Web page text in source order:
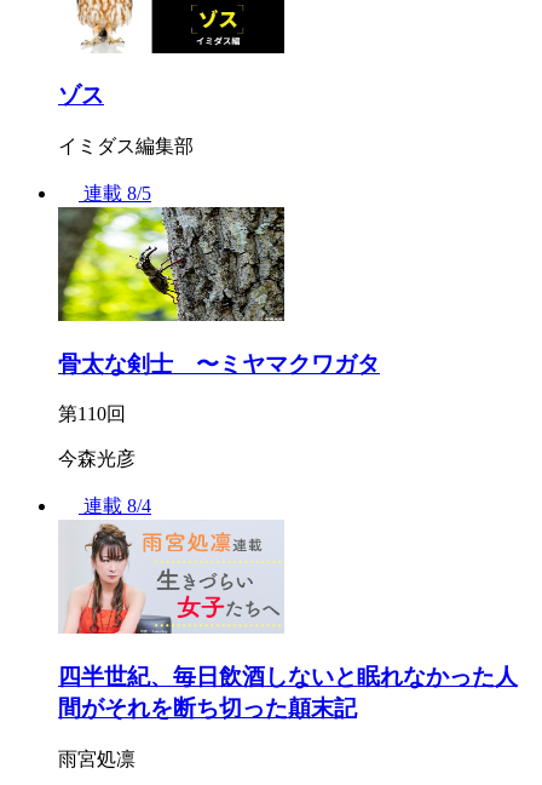
ゾス
イミダス編集部
連載 8/5
骨太な剣士 〜ミヤマクワガタ
第110回
今森光彦
連載 8/4
四半世紀、毎日飲酒しないと眠れなかった人
間がそれを断ち切った顛末記
雨宮処凛